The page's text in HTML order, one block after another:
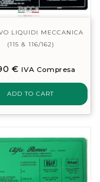
LIQUIDI MECCANICA
(115 & 116/162)
€ IVA Compresa
ADD TO CART